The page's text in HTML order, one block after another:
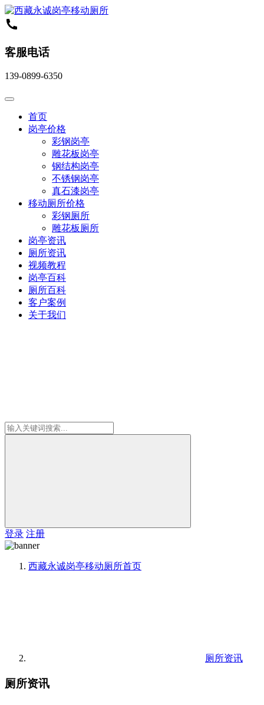
客服电话
139-0899-6350
首页
岗亭价格
彩钢岗亭
雕花板岗亭
钢结构岗亭
不锈钢岗亭
真石漆岗亭
移动厕所价格
彩钢厕所
雕花板厕所
岗亭资讯
厕所资讯
视频教程
岗亭百科
厕所百科
客户案例
关于我们
登录 注册
西藏永诚岗亭移动厕所首页
厕所资讯
厕所资讯